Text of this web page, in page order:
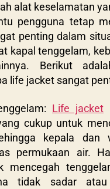
alat keselamatan
pengguna tetap
penting dalam
kapal tenggelam,
Berikut
life jacket sangat
Life jacket
cukup untuk
kepala dan
permukaan air.
mencegah
tidak sadar